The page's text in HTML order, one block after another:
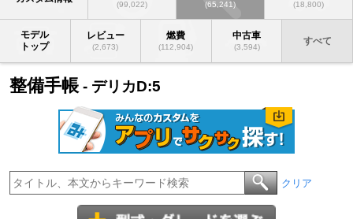
(99,022) (65,241) (18,800)
モデル
トップ
レビュー
(2,673)
燃費
(112,904)
中古車
(3,594)
すべて
整備手帳 - デリカD:5
クリア